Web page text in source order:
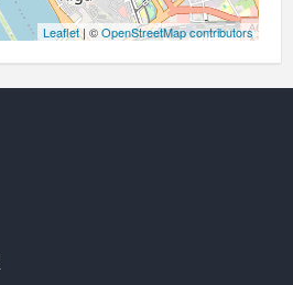
Leaflet| ©OpenStreetMap contributors